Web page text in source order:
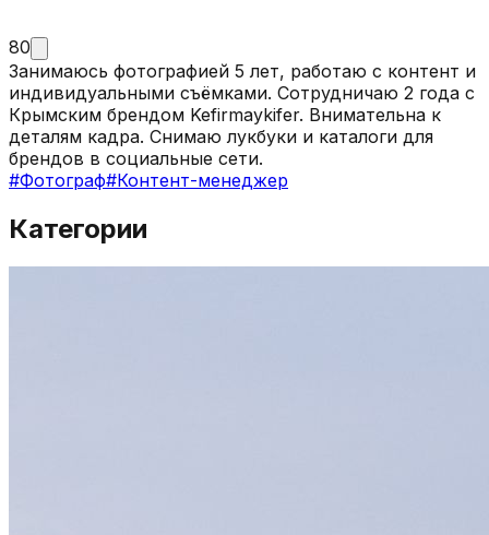
80
Занимаюсь фотографией 5 лет, работаю с контент и
индивидуальными съёмками. Сотрудничаю 2 года с
Крымским брендом Kefirmaykifer. Внимательна к
деталям кадра. Снимаю лукбуки и каталоги для
брендов в социальные сети.
#Фотограф#Контент-менеджер
Категории